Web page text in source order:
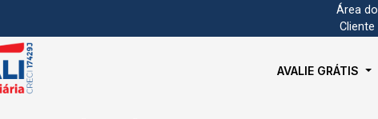
Área do
Cliente
AVALIE GRÁTIS